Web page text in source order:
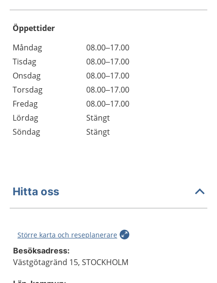
Öppettider
Dag
Öppettider
Kommentarer
Måndag
08.00–17.00
Tisdag
08.00–17.00
Onsdag
08.00–17.00
Torsdag
08.00–17.00
Fredag
08.00–17.00
Lördag
Stängt
Söndag
Stängt
Hitta oss
Större karta och reseplanerare
Besöksadress:
Västgötagränd 15, STOCKHOLM